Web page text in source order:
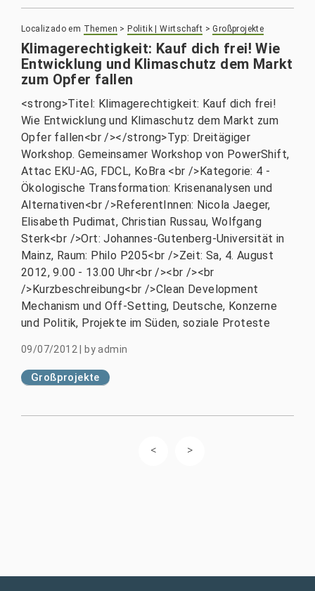
Localizado em Themen > Politik | Wirtschaft >Großprojekte
Klimagerechtigkeit: Kauf dich frei! Wie
Entwicklung und Klimaschutz dem Markt
zum Opfer fallen
<strong>Titel: Klimagerechtigkeit: Kauf dich frei!
Wie Entwicklung und Klimaschutz dem Markt zum
Opfer fallen<br /></strong>Typ: Dreitägiger
Workshop. Gemeinsamer Workshop von PowerShift,
Attac EKU-AG, FDCL, KoBra <br />Kategorie: 4 -
Ökologische Transformation: Krisenanalysen und
Alternativen<br />ReferentInnen: Nicola Jaeger,
Elisabeth Pudimat, Christian Russau, Wolfgang
Sterk<br />Ort: Johannes-Gutenberg-Universität in
Mainz, Raum: Philo P205<br />Zeit: Sa, 4. August
2012, 9.00 - 13.00 Uhr<br /><br /><br
/>Kurzbeschreibung<br />Clean Development
Mechanism und Off-Setting, Deutsche, Konzerne
und Politik, Projekte im Süden, soziale Proteste
09/07/2012 byadmin
Großprojekte